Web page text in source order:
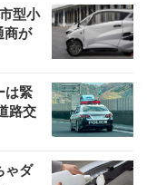
型小
商が
は緊
路交
ゃダ